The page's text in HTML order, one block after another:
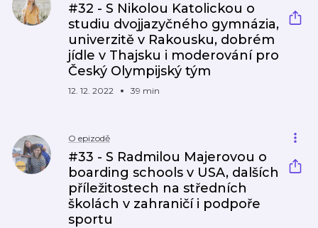
#32 - S Nikolou Katolickou o
studiu dvojjazyčného gymnázia,
univerzitě v Rakousku, dobrém
jídle v Thajsku i moderování pro
Český Olympijský tým
12. 12. 2022 39 min
O epizodě
#33 - S Radmilou Majerovou o
boarding schools v USA, dalších
příležitostech na středních
školách v zahraničí i podpoře
sportu